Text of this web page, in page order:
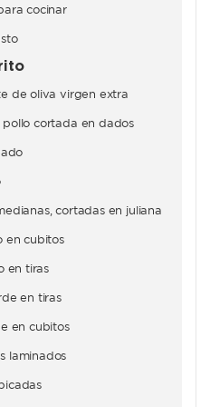
cocinar
de oliva virgen extra
cortada en dados
cortadas en juliana
en cubitos
en tiras
en tiras
en cubitos
laminados